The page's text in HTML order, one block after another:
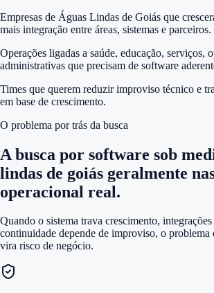
Empresas de Águas Lindas de Goiás que
mais integração entre áreas, sistemas e parceiros.
Operações ligadas a saúde, educação, serviços,
administrativas que precisam de software
Times que querem reduzir improviso técnico e
em base de crescimento.
O problema por trás da busca
A busca por software sob
lindas de goiás geralmente
operacional real.
Quando o sistema trava crescimento,
continuidade depende de improviso, o problema
vira risco de negócio.